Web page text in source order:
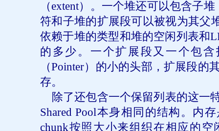
（extent）。一个堆还可以包含子堆
符和子堆的扩展段可以被视为其父
依赖于堆的类型和堆的空闲列表和
的多少。一个扩展段又一个包
（Pointer）的小的头部，扩展段的
存。
除了还包含一个保留列表的这一
Shared Pool本身相同的结构。内
chunk按照大小来组织在相应的空